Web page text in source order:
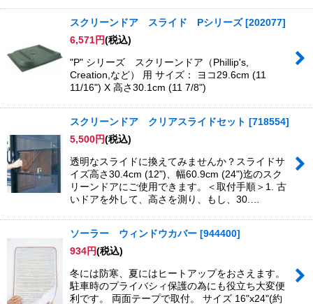
スクリーンドア スライド Pシリーズ [202077]
6,571円(税込)
"P" シリーズ スクリーンドア（Phillip's,
Creation,など） 用 サイズ： ヨコ29.6cm (11
11/16") X 高さ30.1cm (11 7/8")
スクリーンドア クリアスライドセット [718554]
5,500円(税込)
透明なスライドに換えてみませんか？スライドサ
イズ高さ30.4cm (12")、幅60.9cm (24")迄のスク
リーンドアにご使用できます。＜取付手順＞1. 古
いドアを外して、高さを測り、もし、30.…
ソーラー ウィンドウカバー [944400]
934円(税込)
冬には防寒、夏にはヒートアップをおさえます。
駐車時のプライバシィ保護の為にも役立ち大変便
利です。 両面テープで取付。 サイズ 16"x24"(約